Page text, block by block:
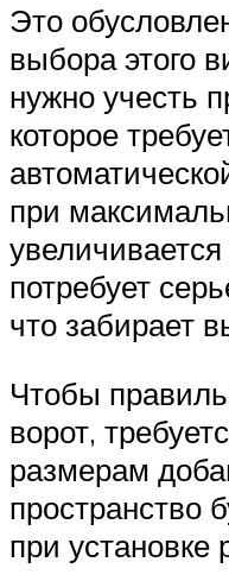
Это
выбора этого
нужно учесть
которое
при
потребует
что забирает
Чтобы
ворот,
размерам
пространство
при установке